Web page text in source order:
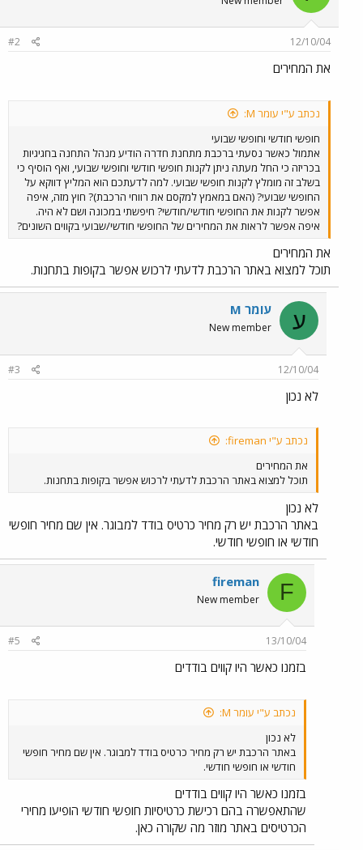
12/10/04
#2
את המחירים
נכתב ע"י עומר M:
חופשי חודשי וחופשי שבועי
אתמול כאשר נסעתי ברכבת מתחנת חדרה הודיע מנהל התחנה בחגיגיות
בכריזה כי החל מעתה ניתן לקנות חופשי חודשי וחופשי שבועי, ואף הוסיף כי
בשלב זה מומלץ לקנות חופשי שבועי. למה לדעתכם הוא המליץ דווקא על
החופשי שבועי? (האם במאמץ למקסם את רווחי הרכבת)? חוץ מזה, איפה
אפשר לקנות את החופשי חודשי/חודשי? חיפשתי במכונה ושם לא היה.
איפה אפשר לראות את המחירים של החופשי חודשי/שבועי בקווים השונים?
את המחירים
תוכל למצוא באתר הרכבת לדעתי לרכוש אפשר בקופות בתחנות.
ע עומר M
New member
12/10/04
#3
לא נכון
נכתב ע"י fireman:
את המחירים
תוכל למצוא באתר הרכבת לדעתי לרכוש אפשר בקופות בתחנות.
לא נכון
באתר הרכבת יש רק מחיר כרטיס בודד למבוגר. אין שם מחיר חופשי
חודשי או חופשי חודשי.
F
fireman
New member
13/10/04
#5
בזמנו כאשר היו קווים בודדים
נכתב ע"י עומר M:
לא נכון
באתר הרכבת יש רק מחיר כרטיס בודד למבוגר. אין שם מחיר חופשי
חודשי או חופשי חודשי.
בזמנו כאשר היו קווים בודדים
שהתאפשרה בהם רכישת כרטיסיות חופשי חודשי הופיעו מחירי
הכרטיסים באתר מוזר מה שקורה כאן.